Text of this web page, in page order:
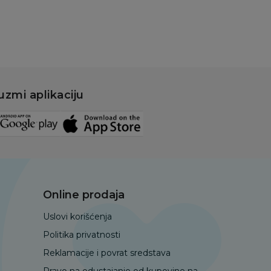
aplikaciju
Online prodaja
Uslovi korišćenja
Politika privatnosti
Reklamacije i povrat sredstava